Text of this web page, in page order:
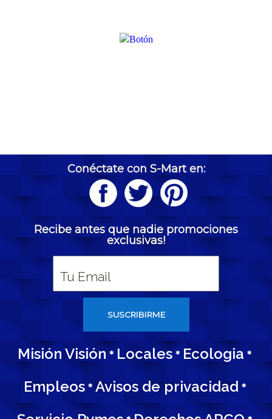
Conéctate con S-Mart en:
Recibe antes que nadie promociones
exclusivas!
SUSCRIBIRME
Misión Visión * Locales * Ecologia *
Empleos * Avisos de privacidad *